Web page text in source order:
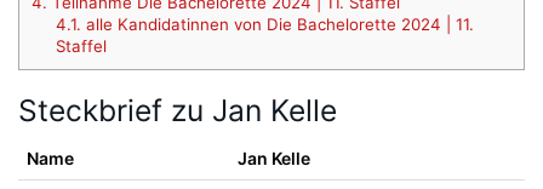
4.1. alle Kandidatinnen von Die Bachelorette 2024 | 11.
Staffel
Steckbrief zu Jan Kelle
Name Jan Kelle